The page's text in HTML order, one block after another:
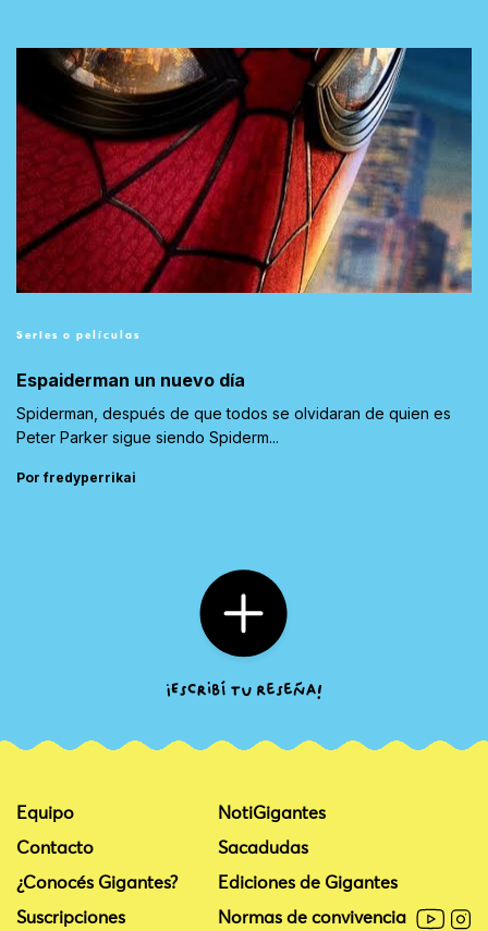
Series o películas
Espaiderman un nuevo día
Spiderman, después de que todos se olvidaran de quien es
Peter Parker sigue siendo Spiderm...
Por fredyperrikai
Equipo
Contacto
¿Conocés Gigantes?
Suscripciones
NotiGigantes
Sacadudas
Ediciones de Gigantes
Normas de convivencia